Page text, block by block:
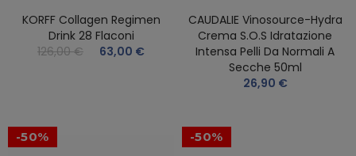
KORFF Collagen Regimen
Drink 28 Flaconi
126,00 €
63,00 €
CAUDALIE Vinosource-Hydra
Crema S.O.S Idratazione
Intensa Pelli Da Normali A
Secche 50ml
26,90 €
-50% -50%